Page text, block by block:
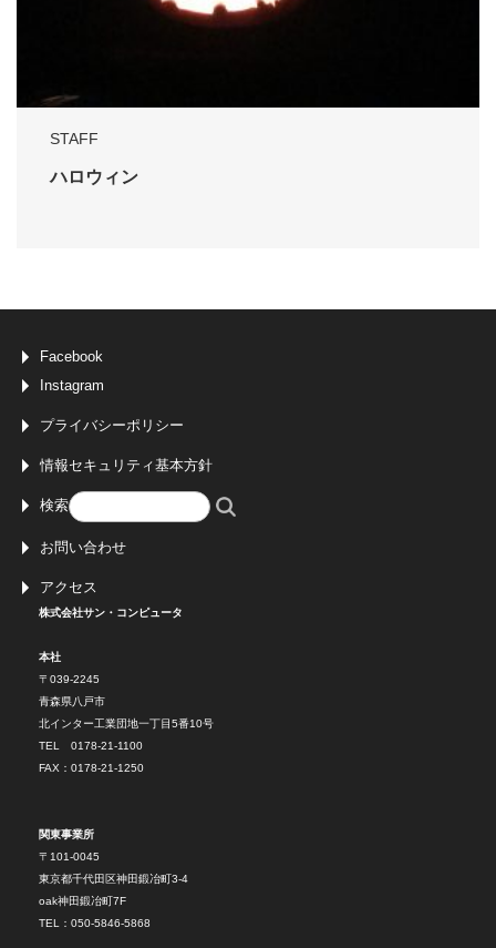
STAFF
ハロウィン
Facebook
Instagram
プライバシーポリシー
情報セキュリティ基本方針
検索
お問い合わせ
アクセス
株式会社サン・コンピュータ
本社
〒039-2245
青森県八戸市
北インター工業団地一丁目5番10号
TEL 0178-21-1100
FAX：0178-21-1250
関東事業所
〒101-0045
東京都千代田区神田鍛冶町3-4
oak神田鍛冶町7F
TEL：050-5846-5868